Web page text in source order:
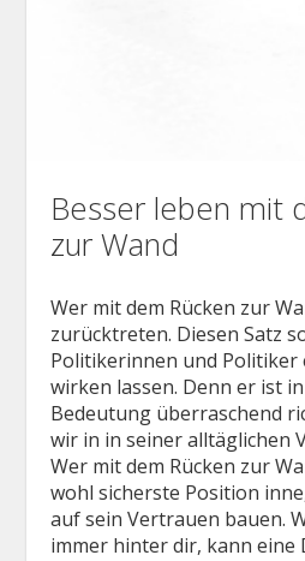
Besser leben mit
zur Wand
Wer mit dem Rücken zur
zurücktreten. Diesen Satz
Politikerinnen und Politiker
wirken lassen. Denn er ist
Bedeutung überraschend
wir in in seiner alltäglichen
Wer mit dem Rücken zur
wohl sicherste Position
auf sein Vertrauen bauen.
immer hinter dir, kann eine